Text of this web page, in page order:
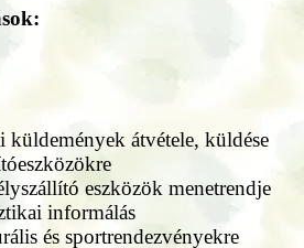
küldemények átvétele, küldése
eszközök menetrendje
informálás
és sportrendezvényekre